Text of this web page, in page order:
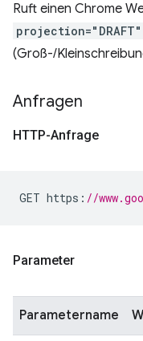
Ruft einen Chrome
projection="DRAFT"
(Groß-/
Anfragen
HTTP-Anfrage
GET https : //
Parameter
Parametername